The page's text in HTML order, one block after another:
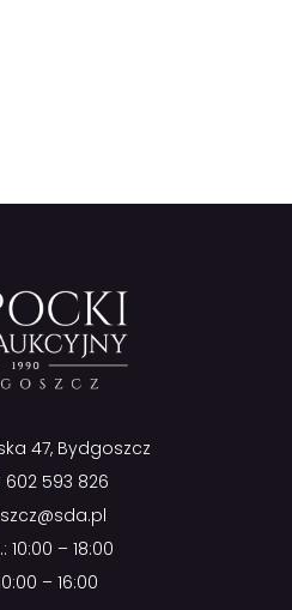
47, Bydgoszcz
602 593 826
10:00 – 18:00
– 16:00